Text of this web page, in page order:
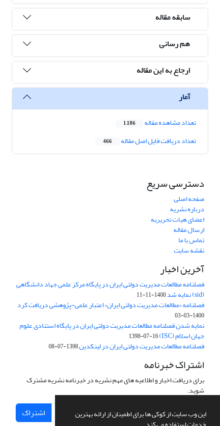
این وب سایت از کوکی ها برای اطمینان از ارائه بهترین
سابقه مقاله
هم رسانی
ارجاع به این مقاله
آمار
تعداد مشاهده مقاله 1,186
تعداد دریافت فایل اصل مقاله 466
دسترسی سریع
صفحه اصلی
درباره نشریه
اعضای هیات تحریریه
ارسال مقاله
تماس با ما
نقشه سایت
آخرین اخبار
فصلنامه مطالعات مدیریت دولتی ایران در پایگاه مرکز علمی جهاد دانشگاهی
(sid) نمایه شد 1400-11-11
فصلنامه «مطالعات مدیریت دولتی ایران» اعتبار علمی-پژوهشی دریافت کرد
1400-03-03
نمایه شدن فصلنامه مطالعات مدیریت دولتی ایران در پایگاه استنادی علوم
جهان اسلام (ISC) 1398-07-16
فصلنامه مطالعات مدیریت دولتی ایران در لینکدین1398-07-08
اشتراک خبرنامه
برای دریافت اخبار و اطلاعیه های مهم نشریه در خبرنامه نشریه مشترک
شوید.
اشتراک